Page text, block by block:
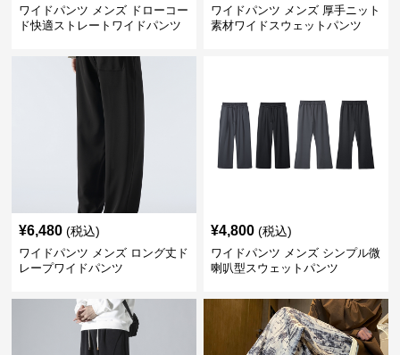
ワイドパンツ メンズ ドローコー
ド快適ストレートワイドパンツ
ワイドパンツ メンズ 厚手ニット
素材ワイドスウェットパンツ
¥6,480 (税込)
ワイドパンツ メンズ ロング丈ド
レープワイドパンツ
¥4,800 (税込)
ワイドパンツ メンズ シンプル微
喇叭型スウェットパンツ